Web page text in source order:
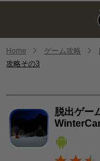
Home ゲーム攻略
攻略その3
脱出ゲー